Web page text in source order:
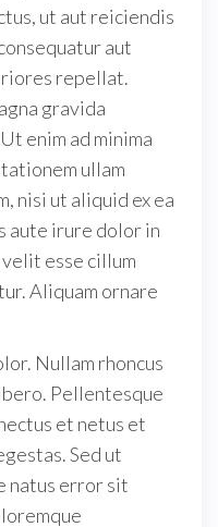
ut aut reiciendis
aut
repellat.
gravida
enim ad minima
ullam
nisi ut aliquid ex ea
aute irure dolor in
esse cillum
Aliquam ornare
Nullam rhoncus
Pellentesque
et netus et
Sed ut
natus error sit